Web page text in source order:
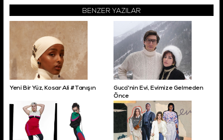
BENZER YAZILAR
Yeni Bir Yüz, Kosar Ali #Tanışın
Gucci'nin Evi, Evimize Gelmeden
Önce